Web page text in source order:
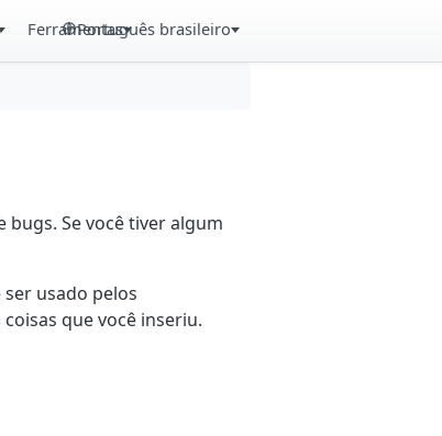
FerramentasPortuguês brasileiro
Se você tiver algum
usado pelos
que você inseriu.